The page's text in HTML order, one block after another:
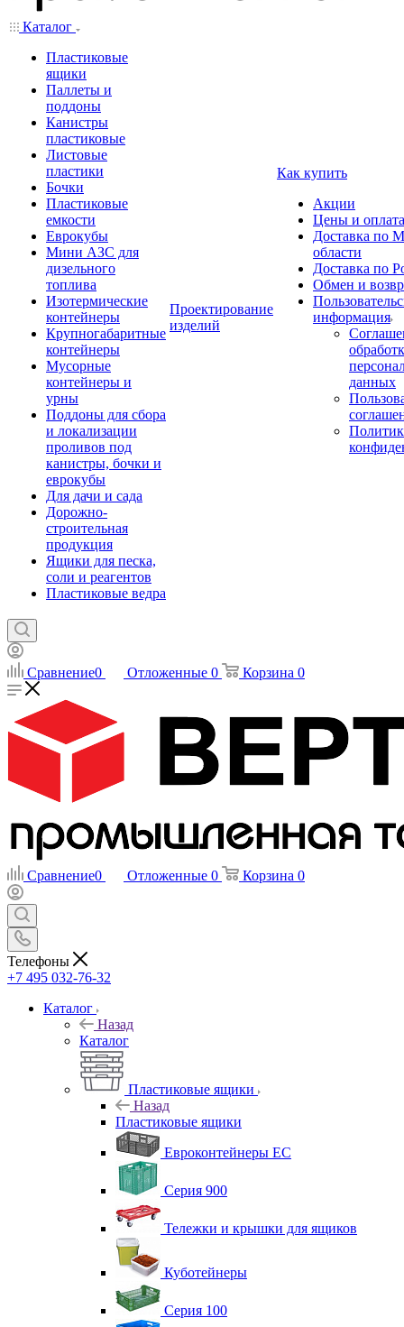
Каталог
Пластиковые
ящики
Паллеты и
поддоны
Канистры
пластиковые
Листовые
пластики
Бочки
Пластиковые
емкости
Еврокубы
Мини АЗС для
дизельного
топлива
Изотермические
контейнеры
Крупногабаритные
контейнеры
Мусорные
контейнеры и
урны
Поддоны для сбора
и локализации
проливов под
канистры, бочки и
еврокубы
Для дачи и сада
Дорожно-
строительная
продукция
Ящики для песка,
соли и реагентов
Пластиковые ведра
Проектирование
изделий
Как купить
Акции
Цены и оплата
Доставка по
области
Доставка по
Обмен и
информация
данных
Сравнение0 Отложенные 0 Корзина 0
Сравнение0 Отложенные 0 Корзина 0
Телефоны
+7 495 032-76-32
Каталог
Назад
Каталог
Пластиковые ящики
Назад
Пластиковые ящики
Евроконтейнеры ЕС
Серия 900
Тележки и крышки для ящиков
Куботейнеры
Серия 100